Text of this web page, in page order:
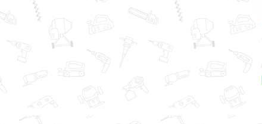
Набор бит Makita / 12 ед.
В закладки
Модель D-31083